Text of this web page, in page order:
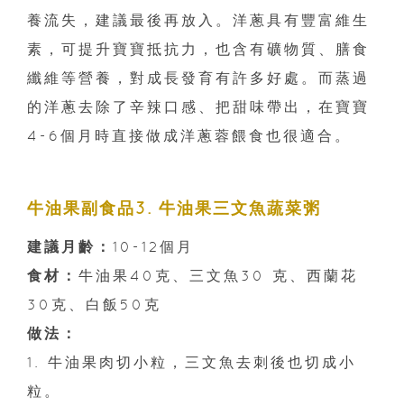
養流失，建議最後再放入。洋蔥具有豐富維生
素，可提升寶寶抵抗力，也含有礦物質、膳食
纖維等營養，對成長發育有許多好處。而蒸過
的洋蔥去除了辛辣口感、把甜味帶出，在寶寶
4-6個月時直接做成洋蔥蓉餵食也很適合。
牛油果副食品3. 牛油果三文魚蔬菜粥
建議月齡： 10-12個月
食材： 牛油果40克、三文魚30 克、西蘭花
30克、白飯50克
做法：
1. 牛油果肉切小粒，三文魚去刺後也切成小
粒。